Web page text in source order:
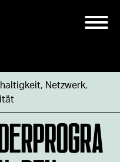
, Netzwerk,